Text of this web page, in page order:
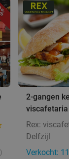
2-gangen
Rex:
Delfzijl
Verkocht: